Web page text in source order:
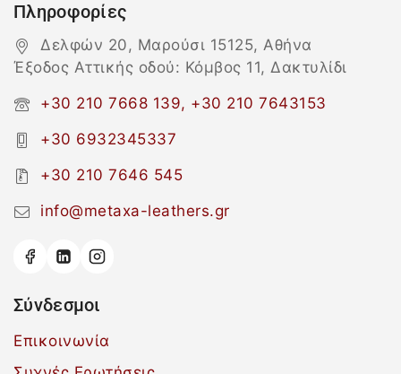
Πληροφορίες
Δελφών 20, Μαρούσι 15125, Αθήνα
Έξοδος Αττικής οδού: Κόμβος 11, Δακτυλίδι
+30 210 7668 139, +30 210 7643153
+30 6932345337
+30 210 7646 545
info@metaxa-leathers.gr
Σύνδεσμοι
Επικοινωνία